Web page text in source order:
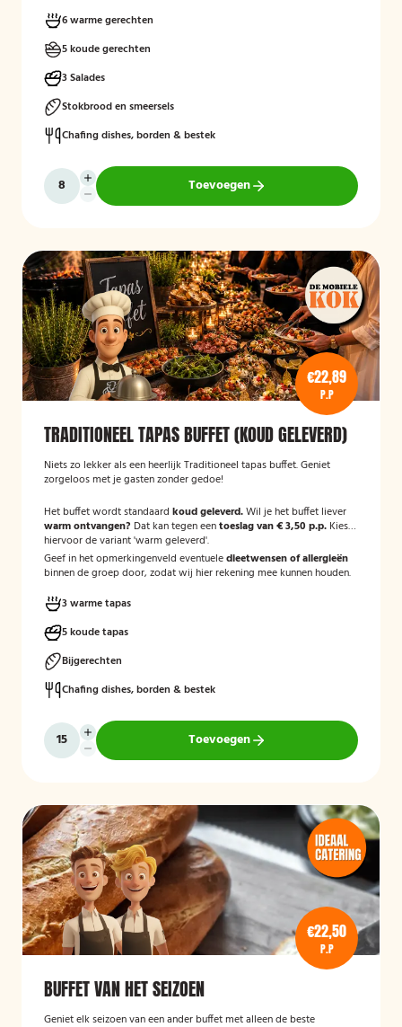
6 warme gerechten
5 koude gerechten
3 Salades
Stokbrood en smeersels
Chafing dishes, borden & bestek
Toevoegen
€22,89
P.P
TRADITIONEEL TAPAS BUFFET (KOUD GELEVERD)
Niets zo lekker als een heerlijk Traditioneel tapas buffet. Geniet
zorgeloos met je gasten zonder gedoe!
Het buffet wordt standaard koud geleverd.Wil je het buffet liever
warm ontvangen? Dat kan tegen eentoeslag van € 3,50 p.p. Kies
hiervoor de variant 'warm geleverd'.
Geef in het opmerkingenveld eventueledieetwensen of allergieën
binnen de groep door, zodat wij hier rekening mee kunnen houden.
3 warme tapas
5 koude tapas
Bijgerechten
Chafing dishes, borden & bestek
Toevoegen
€22,50
P.P
BUFFET VAN HET SEIZOEN
Geniet elk seizoen van een ander buffet met alleen de beste